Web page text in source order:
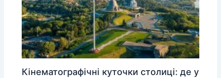
Кінематографічні куточки столиці: де у